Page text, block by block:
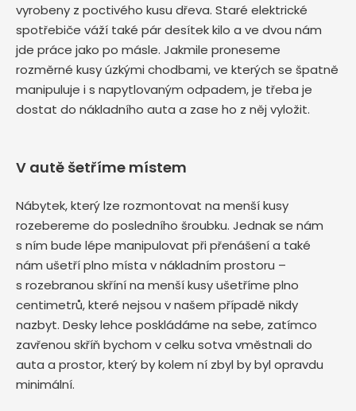
vyrobeny z poctivého kusu dřeva. Staré elektrické
spotřebiče váží také pár desítek kilo a ve dvou nám
jde práce jako po másle. Jakmile proneseme
rozměrné kusy úzkými chodbami, ve kterých se špatně
manipuluje i s napytlovaným odpadem, je třeba je
dostat do nákladního auta a zase ho z něj vyložit.
V autě šetříme místem
Nábytek, který lze rozmontovat na menší kusy
rozebereme do posledního šroubku. Jednak se nám
s ním bude lépe manipulovat při přenášení a také
nám ušetří plno místa v nákladním prostoru –
s rozebranou skříní na menší kusy ušetříme plno
centimetrů, které nejsou v našem případě nikdy
nazbyt. Desky lehce poskládáme na sebe, zatímco
zavřenou skříň bychom v celku sotva vměstnali do
auta a prostor, který by kolem ní zbyl by byl opravdu
minimální.